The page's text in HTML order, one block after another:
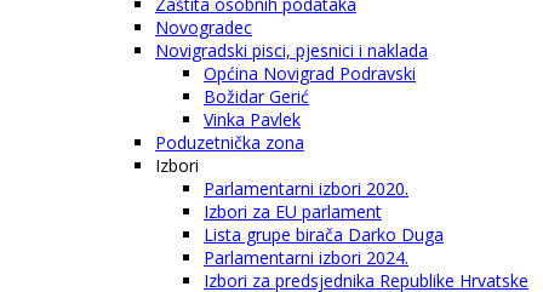
Novogradec
Novigradski pisci, pjesnici i naklada
Općina Novigrad Podravski
Božidar Gerić
Vinka Pavlek
Poduzetnička zona
Izbori
Parlamentarni izbori 2020.
Izbori za EU parlament
Lista grupe birača Darko Duga
Parlamentarni izbori 2024.
Izbori za predsjednika Republike Hrvatske